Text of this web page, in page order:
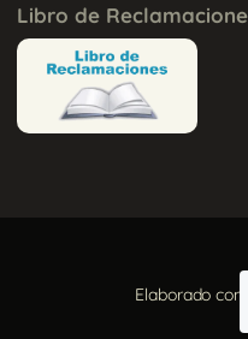
Libro de
Elaborado con